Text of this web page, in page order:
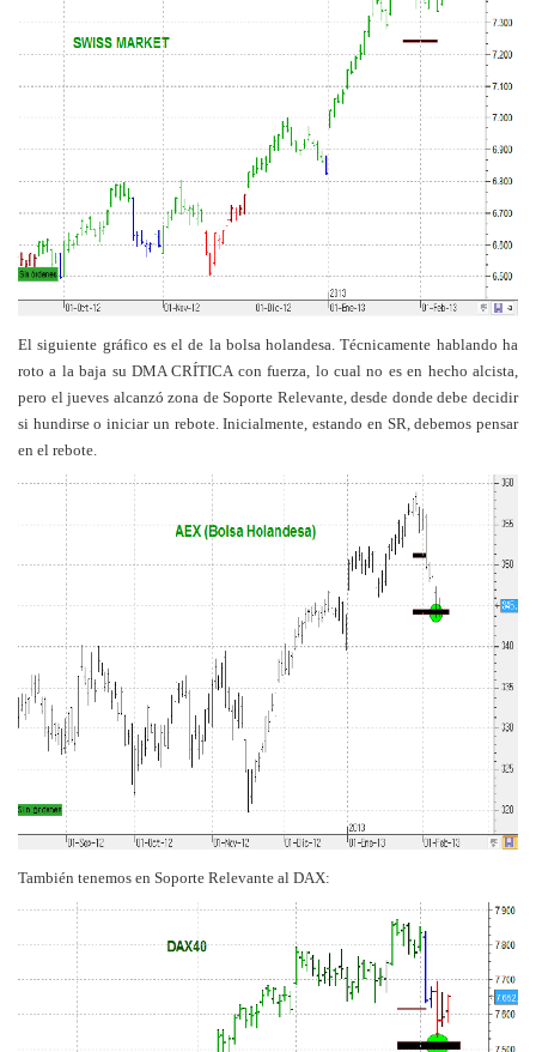
El siguiente gráfico es el de la bolsa holandesa. Técnicamente hablando ha
roto a la baja su DMA CRÍTICA con fuerza, lo cual no es en hecho alcista,
pero el jueves alcanzó zona de Soporte Relevante, desde donde debe decidir
si hundirse o iniciar un rebote. Inicialmente, estando en SR, debemos pensar
en el rebote.
También tenemos en Soporte Relevante al DAX: